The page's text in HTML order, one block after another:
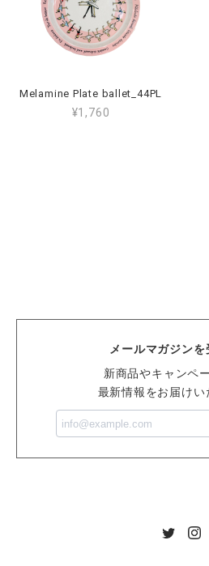
Melamine Plate ballet_44PL
¥1,760
メールマガジンを
新商品やキャンペ
最新情報をお届けい